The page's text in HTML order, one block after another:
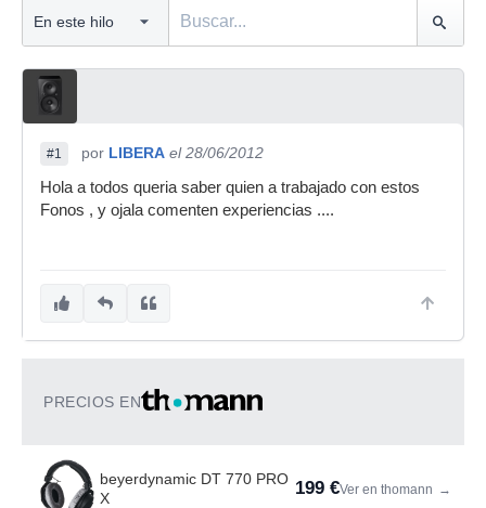
#1 por LIBERA el 28/06/2012
Hola a todos queria saber quien a trabajado con estos
Fonos , y ojala comenten experiencias ....
PRECIOS EN
beyerdynamic DT 770 PRO
X
199 €Ver en thomann →